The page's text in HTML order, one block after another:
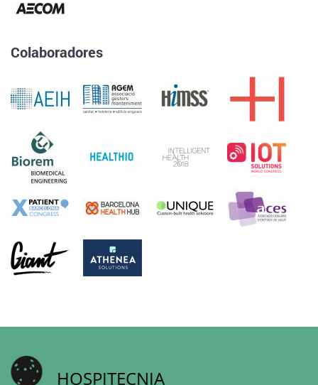
Colaboradores
HOSPITECNIA